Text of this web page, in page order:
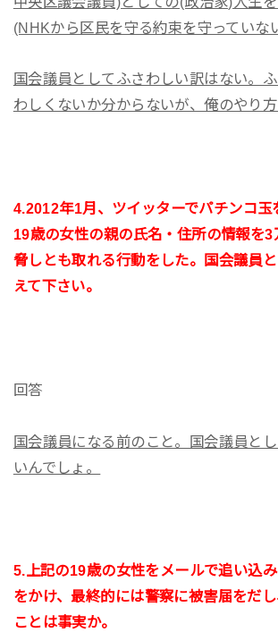
(NHKから区民を守る約束を守っていな
国会議員としてふさわしい訳はない。
わしくないか分からないが、俺のやり方
4.2012年1月、ツイッターでパチンコ玉
19歳の女性の親の氏名・住所の情報を3
脅しとも取れる行動をした。国会議員
えて下さい。
回答
国会議員になる前のこと。国会議員と
いんでしょ。
5.上記の19歳の女性をメールで追い込
をかけ、最終的には警察に被害届をだ
ことは事実か。